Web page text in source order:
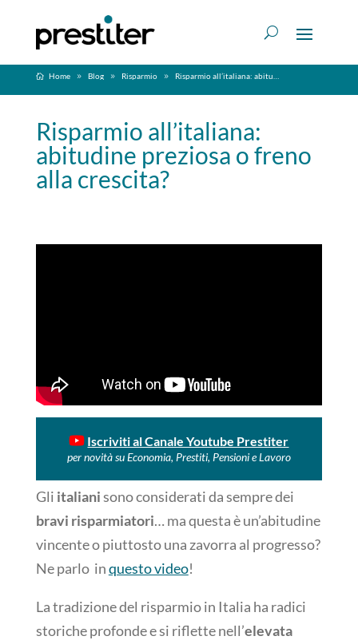
Home Blog Risparmio Risparmio all’italiana: abitudine preziosa o freno alla crescita?
Risparmio all’italiana:
abitudine preziosa o freno
alla crescita?
Iscriviti al Canale Youtube Prestiter
per novità su Economia, Prestiti, Pensioni e Lavoro
Gli italianisono considerati da sempre dei
bravi risparmiatori… ma questa è un’abitudine
vincente o piuttosto una zavorra al progresso?
Ne parlo inquesto video!
La tradizione del risparmio in Italia ha radici
storiche profonde e si riflette nell’elevata